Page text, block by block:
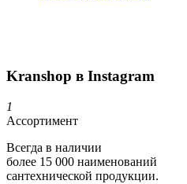
Kranshop в Instagram
1
Ассортимент
Всегда в наличии
более 15 000 наименований
сантехнической продукции.